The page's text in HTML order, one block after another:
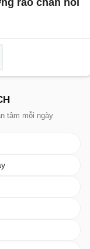
rào chắn nổi
tâm mỗi ngày